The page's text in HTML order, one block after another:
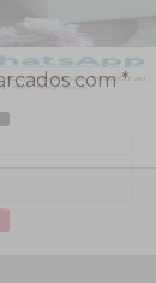
com *